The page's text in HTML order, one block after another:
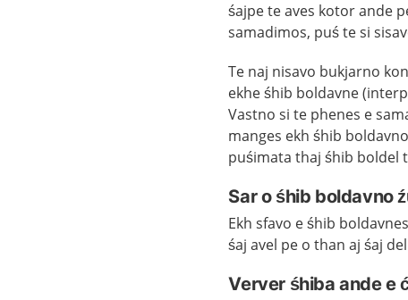
śajpe te aves kotor ande
samadimos, puś te si
Te naj nisavo bukjarno
ekhe śhib boldavne
Vastno si te phenes e
manges ekh śhib
puśimata thaj śhib boldel
Sar o śhib boldavno
Ekh sfavo e śhib
śaj avel pe o than aj śaj
Verver śhiba ande e